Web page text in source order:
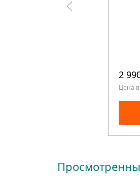
2
Цена